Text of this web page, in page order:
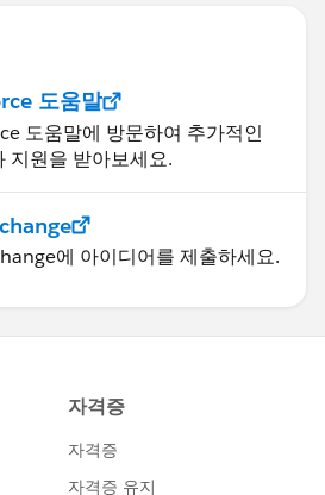
도움말
도움말에 방문하여 추가적인
지원을 받아보세요.
에 아이디어를 제출하세요.